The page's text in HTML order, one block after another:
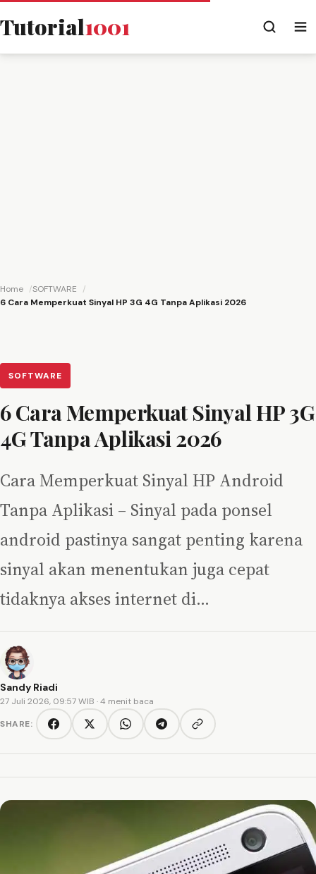
Tutorial1001
Home
SOFTWARE
6 Cara Memperkuat Sinyal HP 3G 4G Tanpa Aplikasi 2026
SOFTWARE
6 Cara Memperkuat Sinyal HP 3G
4G Tanpa Aplikasi 2026
Cara Memperkuat Sinyal HP Android
Tanpa Aplikasi – Sinyal pada ponsel
android pastinya sangat penting karena
sinyal akan menentukan juga cepat
tidaknya akses internet di…
Sandy Riadi
27 Juli 2026, 09:57 WIB · 4 menit baca
SHARE:
FacebookTwitter/XWhatsAppTelegramCopy link